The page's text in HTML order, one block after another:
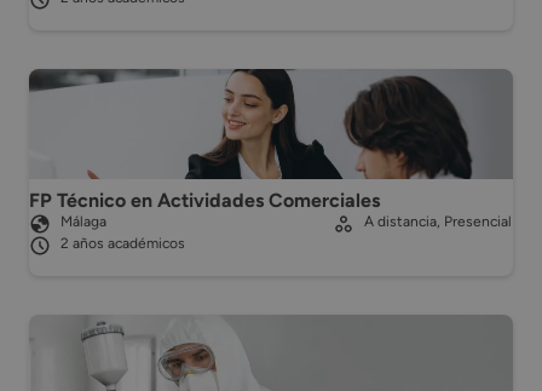
FP Técnico en Actividades Comerciales
Málaga
2 años académicos
A distancia, Presencial